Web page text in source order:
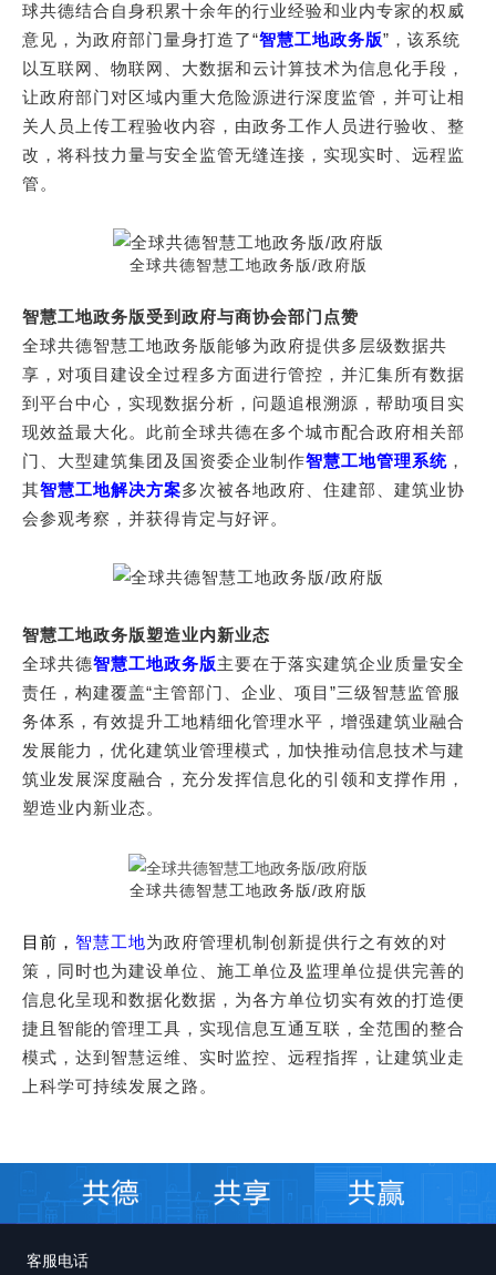
球共德结合自身积累十余年的行业经验和业内专家的权威
意见，为政府部门量身打造了“智慧工地政务版”，该系统
以互联网、物联网、大数据和云计算技术为信息化手段，
让政府部门对区域内重大危险源进行深度监管，并可让相
关人员上传工程验收内容，由政务工作人员进行验收、整
改，将科技力量与安全监管无缝连接，实现实时、远程监
管。
全球共德智慧工地政务版/政府版
智慧工地政务版受到政府与商协会部门点赞
全球共德智慧工地政务版能够为政府提供多层级数据共
享，对项目建设全过程多方面进行管控，并汇集所有数据
到平台中心，实现数据分析，问题追根溯源，帮助项目实
现效益最大化。此前全球共德在多个城市配合政府相关部
门、大型建筑集团及国资委企业制作智慧工地管理系统 ，
其智慧工地解决方案多次被各地政府、住建部、建筑业协
会参观考察，并获得肯定与好评。
智慧工地政务版塑造业内新业态
全球共德智慧工地政务版主要在于落实建筑企业质量安全
责任，构建覆盖“主管部门、企业、项目”三级智慧监管服
务体系，有效提升工地精细化管理水平，增强建筑业融合
发展能力，优化建筑业管理模式，加快推动信息技术与建
筑业发展深度融合，充分发挥信息化的引领和支撑作用，
塑造业内新业态。
全球共德智慧工地政务版/政府版
目前， 智慧工地为政府管理机制创新提供行之有效的对
策，同时也为建设单位、施工单位及监理单位提供完善的
信息化呈现和数据化数据，为各方单位切实有效的打造便
捷且智能的管理工具，实现信息互通互联，全范围的整合
模式，达到智慧运维、实时监控、远程指挥，让建筑业走
上科学可持续发展之路。
客服电话